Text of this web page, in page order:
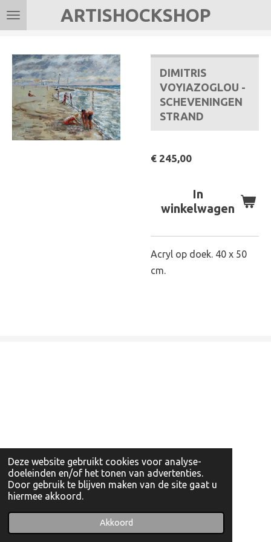
Deze website gebruikt cookies voor analyse-
doeleinden en/of het tonen van advertenties.
Door gebruik te blijven maken van de site gaat u
hiermee akkoord.
Akkoord
Ga
direct
de
hoofdinhoud
ARTISHOCKSHOP
DIMITRIS
VOYIAZOGLOU -
SCHEVENINGEN
STRAND
€ 245,00
In
winkelwagen
Acryl op doek. 40 x 50
cm.